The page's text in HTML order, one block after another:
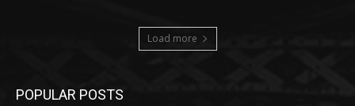
Load more
POPULAR POSTS